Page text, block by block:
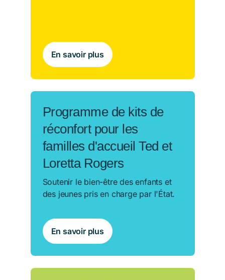
En savoir plus
Programme de kits de
réconfort pour les
familles d'accueil Ted et
Loretta Rogers
Soutenir le bien-être des enfants et
des jeunes pris en charge par l'État.
En savoir plus